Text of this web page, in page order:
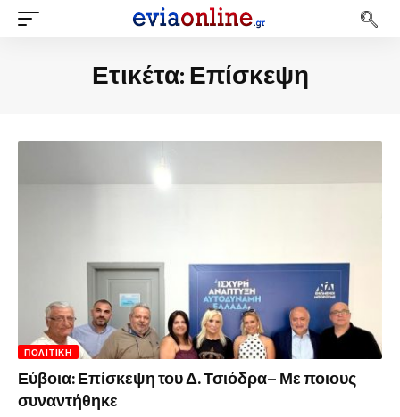
Ετικέτα: Επίσκεψη
ΠΟΛΙΤΙΚΉ
Εύβοια: Επίσκεψη του Δ. Τσιόδρα– Με ποιους
συναντήθηκε